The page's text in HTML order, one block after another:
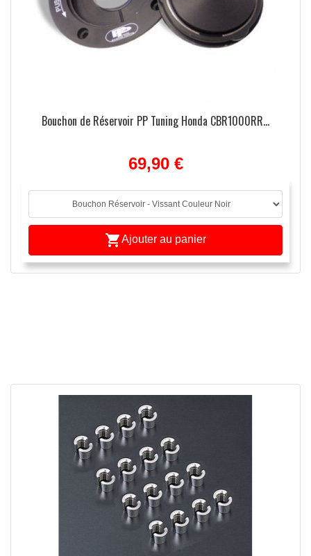
Bouchon de Réservoir PP Tuning Honda CBR1000RR...
69,90 €
Ajouter au panier